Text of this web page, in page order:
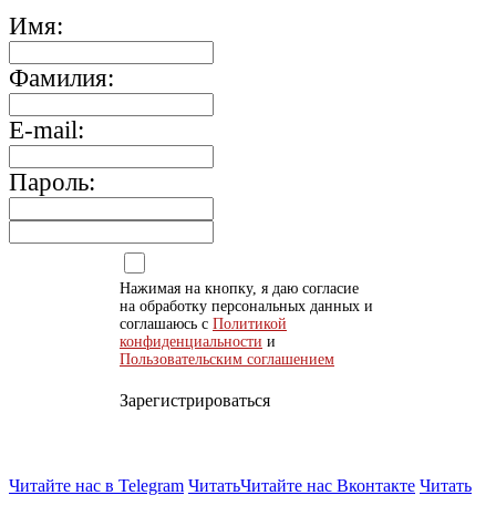
Имя:
Фамилия:
E-mail:
Пароль:
Нажимая на кнопку, я даю согласие
на обработку персональных данных и
соглашаюсь с Политикой
конфиденциальности и
Пользовательским соглашением
Зарегистрироваться
Читайте нас в Telegram ЧитатьЧитайте нас Вконтакте Читать